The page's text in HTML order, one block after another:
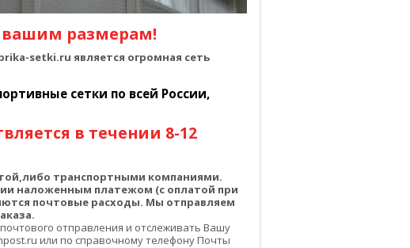
вашим размерам!
setki.ru является огромная сеть
сетки по всей России,
в течении 8-12
транспортными компаниями.
наложенным платежом (с оплатой при
почтовые расходы. Мы отправляем
отправления и отслеживать Вашу
или по справочному телефону Почты